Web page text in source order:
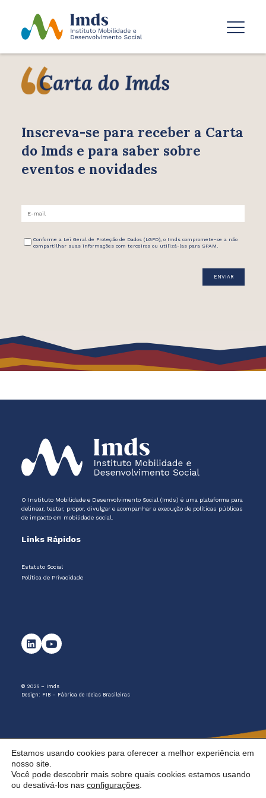
Inscreva-se para receber a Carta
do Imds e para saber sobre
eventos e novidades
Conforme a Lei Geral de Proteção de Dados (LGPD), o Imds compromete-se a não
compartilhar suas informações com terceiros ou utilizá-las para SPAM.
O Instituto Mobilidade e Desenvolvimento Social (Imds) é uma plataforma para
delinear, testar, propor, divulgar e acompanhar a execução de políticas públicas
de impacto em mobilidade social.
Links Rápidos
Estatuto Social
Política de Privacidade
© 2026 – Imds
Design: FIB – Fábrica de Ideias Brasileiras
Estamos usando cookies para oferecer a melhor experiência em
nosso site.
Você pode descobrir mais sobre quais cookies estamos usando
ou desativá-los nas configurações